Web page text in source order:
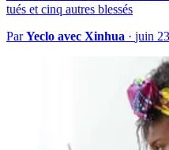
tués et cinq autres blessés
ParYeclo avec Xinhua · juin